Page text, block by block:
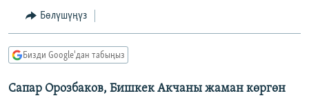
БҮГҮН АЗАТТЫКТА
ДАНИСТЕ
ПОДКАСТБөлүшүңүз
Бизди Google'дан табыңыз
Сапар Орозбаков, Бишкек Акчаны жаман көргөн